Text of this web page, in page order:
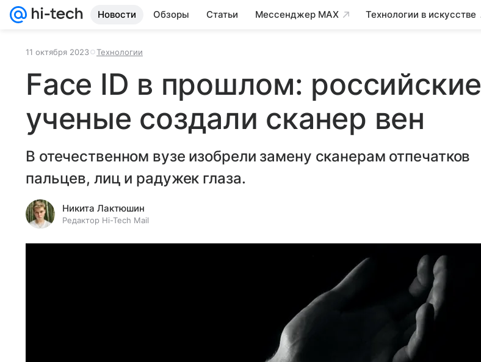
Новости Обзоры Статьи Мессенджер MAX Технологии в искусстве
11 октября 2023 Технологии
Face ID в прошлом: российские
ученые создали сканер вен
В отечественном вузе изобрели замену сканерам отпечатков
пальцев, лиц и радужек глаза.
Никита Лактюшин
Редактор Hi-Tech Mail